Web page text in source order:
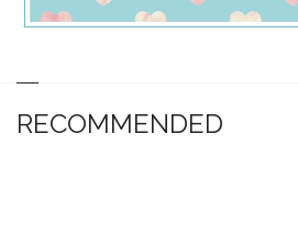
RECOMMENDED